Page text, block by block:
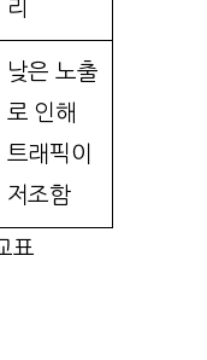
리
낮은 노출
로 인해
트래픽이
저조함
표